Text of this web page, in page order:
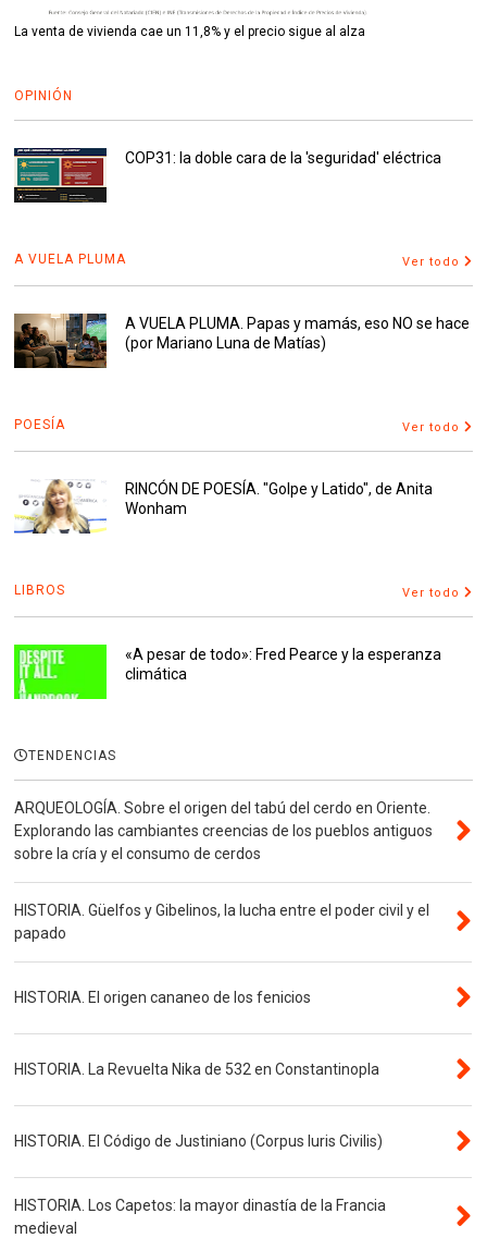
La venta de vivienda cae un 11,8% y el precio sigue al alza
OPINIÓN
COP31: la doble cara de la 'seguridad' eléctrica
A VUELA PLUMA Ver todo
A VUELA PLUMA. Papas y mamás, eso NO se hace
(por Mariano Luna de Matías)
POESÍA Ver todo
RINCÓN DE POESÍA. "Golpe y Latido", de Anita
Wonham
LIBROS Ver todo
«A pesar de todo»: Fred Pearce y la esperanza
climática
TENDENCIAS
ARQUEOLOGÍA. Sobre el origen del tabú del cerdo en Oriente.
Explorando las cambiantes creencias de los pueblos antiguos
sobre la cría y el consumo de cerdos
HISTORIA. Güelfos y Gibelinos, la lucha entre el poder civil y el
papado
HISTORIA. El origen cananeo de los fenicios
HISTORIA. La Revuelta Nika de 532 en Constantinopla
HISTORIA. El Código de Justiniano (Corpus Iuris Civilis)
HISTORIA. Los Capetos: la mayor dinastía de la Francia
medieval